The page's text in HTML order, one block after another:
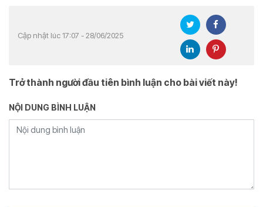
Cập nhật lúc 17:07 - 28/06/2025
Trở thành người đầu tiên bình luận cho bài viết này!
NỘI DUNG BÌNH LUẬN